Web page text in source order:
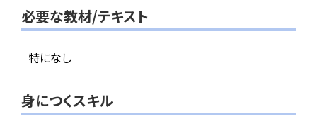
必要な教材/テキスト
特になし
身につくスキル